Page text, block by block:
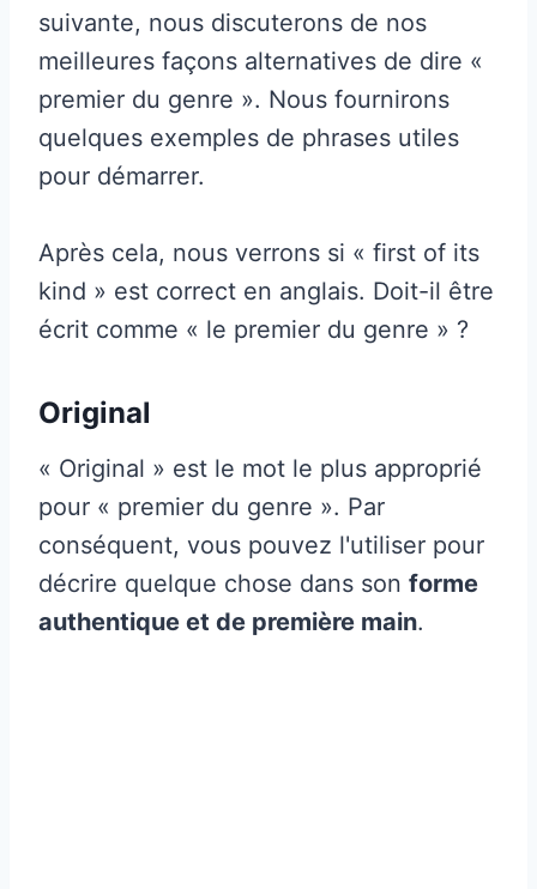
suivante, nous discuterons de nos
meilleures façons alternatives de dire «
premier du genre ». Nous fournirons
quelques exemples de phrases utiles
pour démarrer.
Après cela, nous verrons si « first of its
kind » est correct en anglais. Doit-il être
écrit comme « le premier du genre » ?
Original
« Original » est le mot le plus approprié
pour « premier du genre ». Par
conséquent, vous pouvez l'utiliser pour
décrire quelque chose dans son forme
authentique et de première main.